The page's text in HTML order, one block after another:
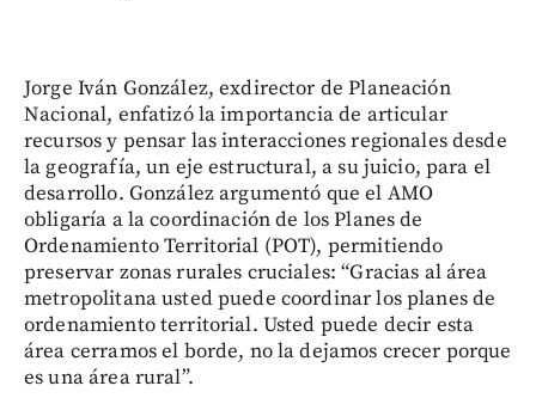
Jorge Iván González, exdirector de Planeación
Nacional, enfatizó la importancia de articular
recursos y pensar las interacciones regionales desde
la geografía, un eje estructural, a su juicio, para el
desarrollo. González argumentó que el AMO
obligaría a la coordinación de los Planes de
Ordenamiento Territorial (POT), permitiendo
preservar zonas rurales cruciales: “Gracias al área
metropolitana usted puede coordinar los planes de
ordenamiento territorial. Usted puede decir esta
área cerramos el borde, no la dejamos crecer porque
es una área rural”.